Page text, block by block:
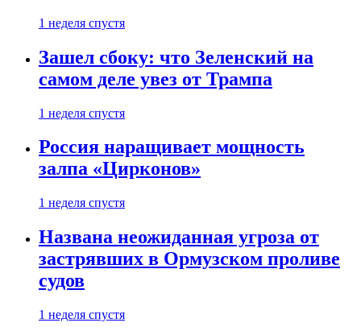
1 неделя спустя
Зашел сбоку: что Зеленский на
самом деле увез от Трампа
1 неделя спустя
Россия наращивает мощность
залпа «Цирконов»
1 неделя спустя
Названа неожиданная угроза от
застрявших в Ормузском проливе
судов
1 неделя спустя